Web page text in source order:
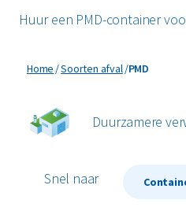
Bouw- en sloopafval
Folie
Huur een PMD-container
Home Soorten afvalPMD
PMD
Duurzamere
Snel naar